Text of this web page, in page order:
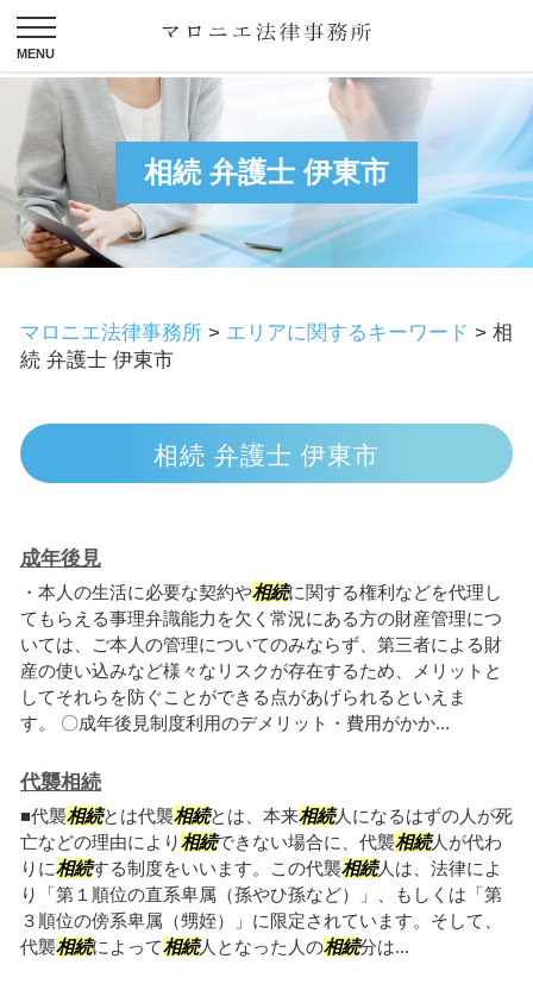
相続 弁護士 伊東市
マロニエ法律事務所 > エリアに関するキーワード > 相
続 弁護士 伊東市
相続 弁護士 伊東市
成年後見
・本人の生活に必要な契約や相続に関する権利などを代理し
てもらえる事理弁識能力を欠く常況にある方の財産管理につ
いては、ご本人の管理についてのみならず、第三者による財
産の使い込みなど様々なリスクが存在するため、メリットと
してそれらを防ぐことができる点があげられるといえま
す。 〇成年後見制度利用のデメリット・費用がかか...
代襲相続
■代襲相続とは代襲相続とは、本来相続人になるはずの人が死
亡などの理由により相続できない場合に、代襲相続人が代わ
りに相続する制度をいいます。この代襲相続人は、法律によ
り「第１順位の直系卑属（孫やひ孫など）」、もしくは「第
３順位の傍系卑属（甥姪）」に限定されています。そして、
代襲相続によって相続人となった人の相続分は...